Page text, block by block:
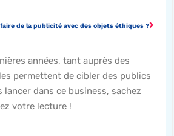
de la publicité avec des objets éthiques ?
années, tant auprès des
permettent de cibler des publics
dans ce business, sachez
votre lecture !